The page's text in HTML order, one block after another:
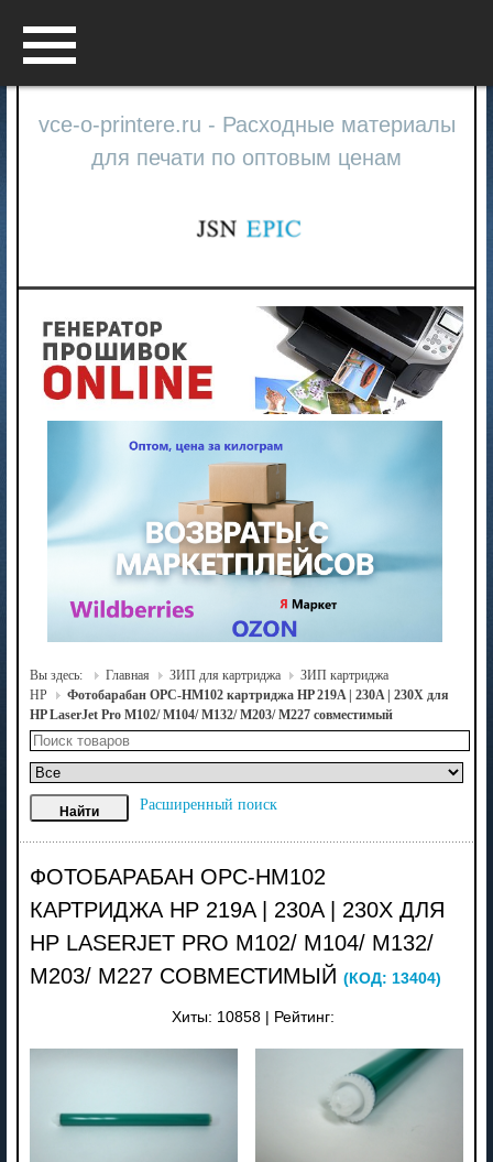
vce-o-printere.ru - Расходные материалы
для печати по оптовым ценам
Вы здесь: Главная ЗИП для картриджа
ЗИП картриджа
HP
Фотобарабан OPC-HM102 картриджа HP 219A | 230A | 230X для
HP LaserJet Pro M102/ M104/ M132/ M203/ M227 совместимый
Расширенный поиск
ФОТОБАРАБАН OPC-HM102
КАРТРИДЖА HP 219A | 230A | 230X ДЛЯ
HP LASERJET PRO M102/ M104/ M132/
M203/ M227 СОВМЕСТИМЫЙ (КОД: 13404)
Хиты: 10858 Рейтинг: